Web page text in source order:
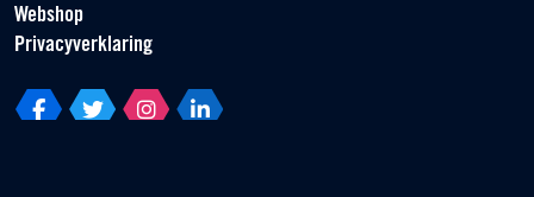
Webshop
Privacyverklaring